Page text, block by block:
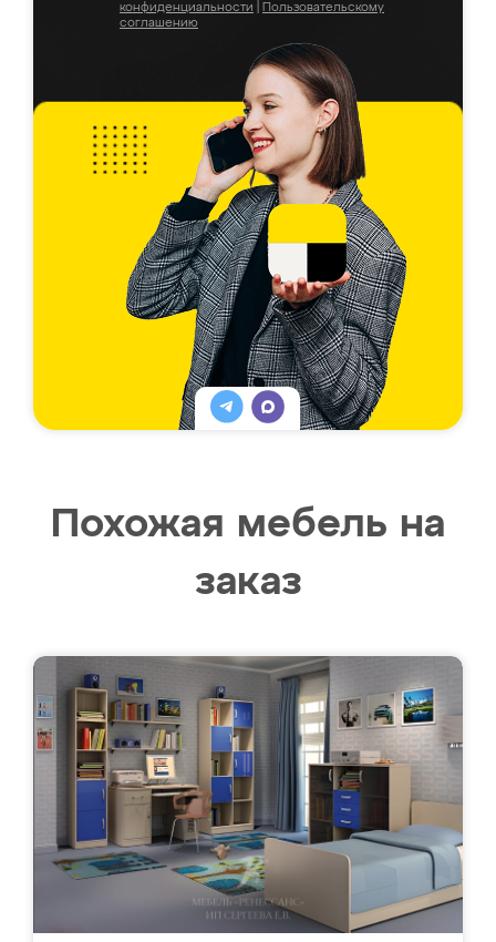
конфиденциальности
Пользовательскому
соглашению
Похожая мебель на
заказ